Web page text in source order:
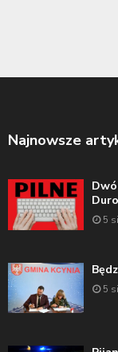
Najnowsze
5
5